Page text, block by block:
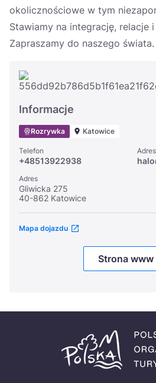
okolicznościowe w tym
Stawiamy na integrację, relacje
Zapraszamy do naszego świata.
Informacje
Rozrywka Katowice
Telefon
+48513922938
Adres
Gliwicka 275
40-862 Katowice
Mapa dojazdu
Strona www